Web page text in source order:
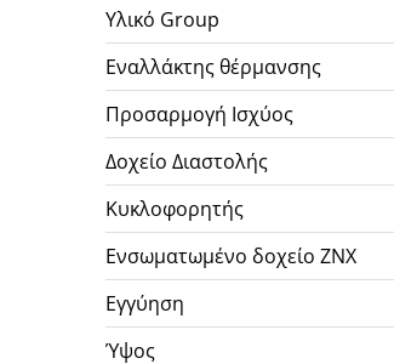
Υλικό Group
Εναλλάκτης θέρμανσης
Προσαρμογή Ισχύος
Δοχείο Διαστολής
Κυκλοφορητής
Ενσωματωμένο δοχείο ΖΝΧ
Εγγύηση
Ύψος